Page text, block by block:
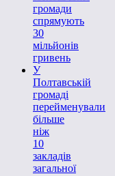
громади
спрямують
30
мільйонів
гривень
У
Полтавській
громаді
перейменували
більше
ніж
10
закладів
загальної